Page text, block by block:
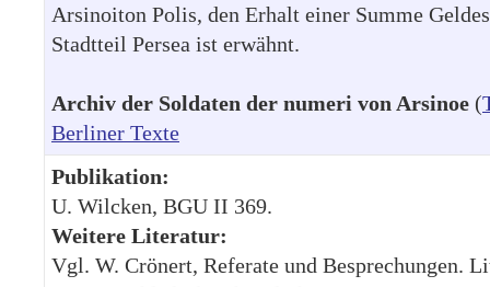
Arsinoiton Polis, den Erhalt einer Summe
Stadtteil Persea ist erwähnt.
Archiv der Soldaten der numeri von Arsinoe (
Berliner Texte
Publikation:
U. Wilcken, BGU II 369.
Weitere Literatur:
Vgl. W. Crönert, Referate und Besprechungen.